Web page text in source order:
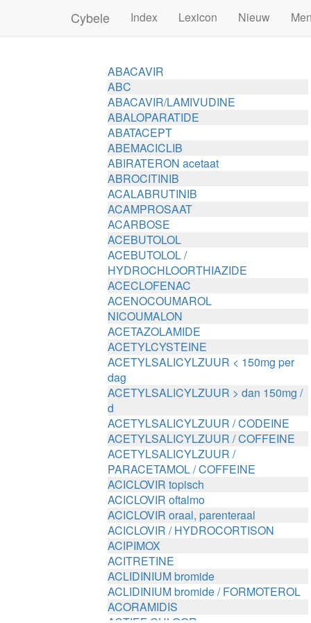
Cybele Index Lexicon Nieuw
ABACAVIR
ABC
ABACAVIR/LAMIVUDINE
ABALOPARATIDE
ABATACEPT
ABEMACICLIB
ABIRATERON acetaat
ABROCITINIB
ACALABRUTINIB
ACAMPROSAAT
ACARBOSE
ACEBUTOLOL
ACEBUTOLOL /
HYDROCHLOORTHIAZIDE
ACECLOFENAC
ACENOCOUMAROL
NICOUMALON
ACETAZOLAMIDE
ACETYLCYSTEINE
ACETYLSALICYLZUUR < 150mg per
dag
ACETYLSALICYLZUUR > dan 150mg /
d
ACETYLSALICYLZUUR / CODEINE
ACETYLSALICYLZUUR / COFFEINE
ACETYLSALICYLZUUR /
PARACETAMOL / COFFEINE
ACICLOVIR topisch
ACICLOVIR oftalmo
ACICLOVIR oraal, parenteraal
ACICLOVIR / HYDROCORTISON
ACIPIMOX
ACITRETINE
ACLIDINIUM bromide
ACLIDINIUM bromide / FORMOTEROL
ACORAMIDIS